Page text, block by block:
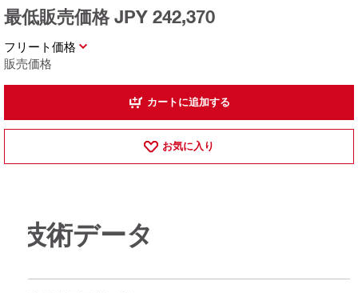
フリート価格
販売価格
最低販売価格 JPY 242,370
カートに追加する
お気に入り
技術データ